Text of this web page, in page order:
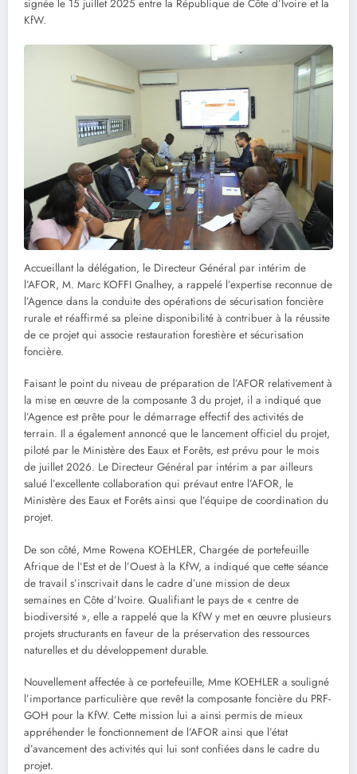
signée le 15 juillet 2025 entre la République de Côte d’Ivoire et la
KfW.
Accueillant la délégation, le Directeur Général par intérim de
l’AFOR, M. Marc KOFFI Gnalhey, a rappelé l’expertise reconnue de
l’Agence dans la conduite des opérations de sécurisation foncière
rurale et réaffirmé sa pleine disponibilité à contribuer à la réussite
de ce projet qui associe restauration forestière et sécurisation
foncière.
Faisant le point du niveau de préparation de l’AFOR relativement à
la mise en œuvre de la composante 3 du projet, il a indiqué que
l’Agence est prête pour le démarrage effectif des activités de
terrain. Il a également annoncé que le lancement officiel du projet,
piloté par le Ministère des Eaux et Forêts, est prévu pour le mois
de juillet 2026. Le Directeur Général par intérim a par ailleurs
salué l’excellente collaboration qui prévaut entre l’AFOR, le
Ministère des Eaux et Forêts ainsi que l’équipe de coordination du
projet.
De son côté, Mme Rowena KOEHLER, Chargée de portefeuille
Afrique de l’Est et de l’Ouest à la KfW, a indiqué que cette séance
de travail s’inscrivait dans le cadre d’une mission de deux
semaines en Côte d’Ivoire. Qualifiant le pays de « centre de
biodiversité », elle a rappelé que la KfW y met en œuvre plusieurs
projets structurants en faveur de la préservation des ressources
naturelles et du développement durable.
Nouvellement affectée à ce portefeuille, Mme KOEHLER a souligné
l’importance particulière que revêt la composante foncière du PRF-
GOH pour la KfW. Cette mission lui a ainsi permis de mieux
appréhender le fonctionnement de l’AFOR ainsi que l’état
d’avancement des activités qui lui sont confiées dans le cadre du
projet.